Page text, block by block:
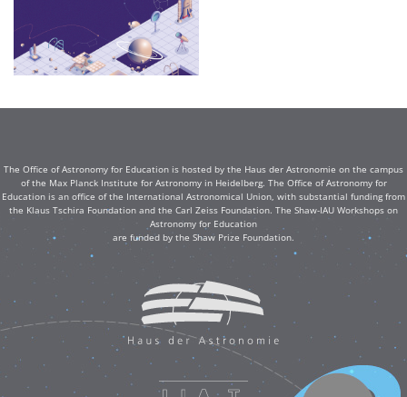
The Office of Astronomy for Education is hosted by the Haus der Astronomie on the campus
of the Max Planck Institute for Astronomy in Heidelberg. The Office of Astronomy for
Education is an office of the International Astronomical Union, with substantial funding from
the Klaus Tschira Foundation and the Carl Zeiss Foundation. The Shaw-IAU Workshops on
Astronomy for Education
are funded by the Shaw Prize Foundation.